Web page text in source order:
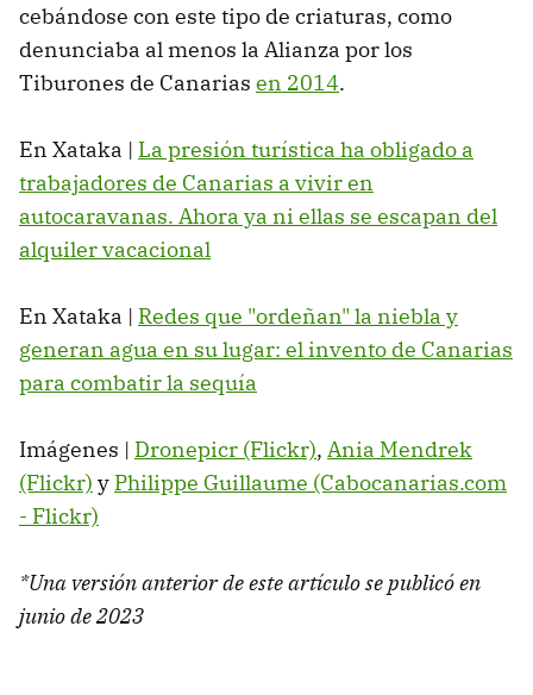
cebándose con este tipo de criaturas, como
denunciaba al menos la Alianza por los
Tiburones de Canarias en 2014.
En Xataka | La presión turística ha obligado a
trabajadores de Canarias a vivir en
autocaravanas. Ahora ya ni ellas se escapan del
alquiler vacacional
En Xataka | Redes que "ordeñan" la niebla y
generan agua en su lugar: el invento de Canarias
para combatir la sequía
Imágenes | Dronepicr (Flickr), Ania Mendrek
(Flickr) y Philippe Guillaume (Cabocanarias.com
- Flickr)
*Una versión anterior de este artículo se publicó en
junio de 2023